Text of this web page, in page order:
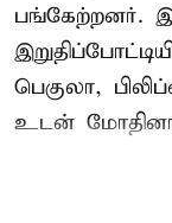
பங்கேற்றனர்.
பெகுலா,
உடன்